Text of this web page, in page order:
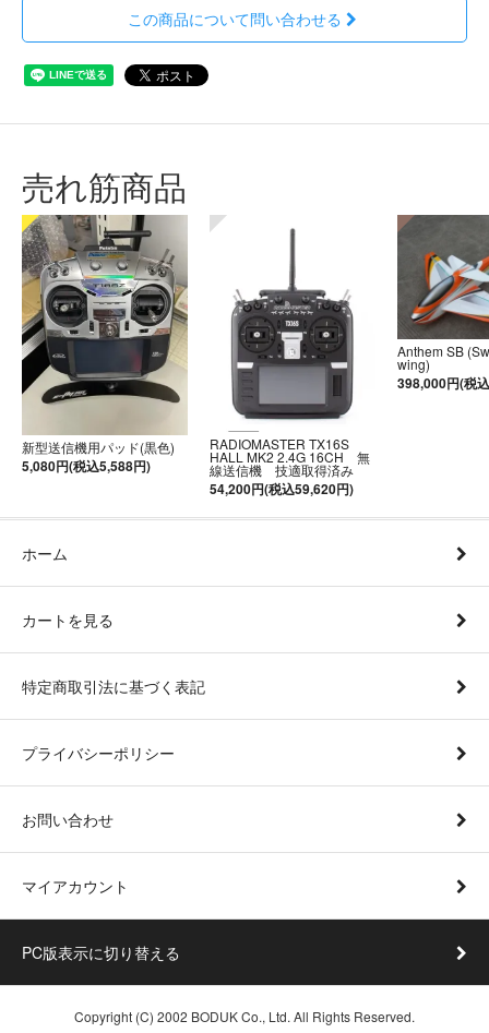
この商品について問い合わせる
売れ筋商品
新型送信機用パッド(黒色)
5,080円(税込5,588円)
RADIOMASTER TX16S
HALL MK2 2.4G 16CH 無
線送信機 技適取得済み
54,200円(税込59,620円)
Anthem SB
wing)
398,000円(税
ホーム
カートを見る
特定商取引法に基づく表記
プライバシーポリシー
お問い合わせ
マイアカウント
PC版表示に切り替える
Copyright (C) 2002 BODUK Co., Ltd. All Rights Reserved.